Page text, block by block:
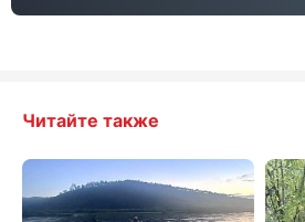
Читайте также